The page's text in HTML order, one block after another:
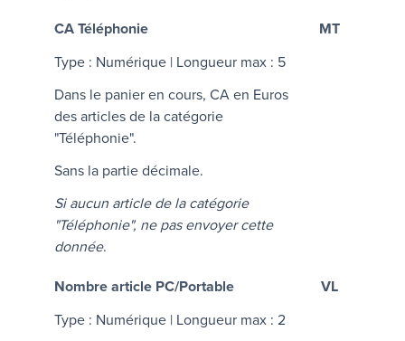
CA Téléphonie
Type : Numérique | Longueur max : 5
Dans le panier en cours, CA en Euros
des articles de la catégorie
"Téléphonie".
Sans la partie décimale.
Si aucun article de la catégorie
"Téléphonie", ne pas envoyer cette
donnée.
MT
Nombre article PC/Portable
Type : Numérique | Longueur max : 2
VL